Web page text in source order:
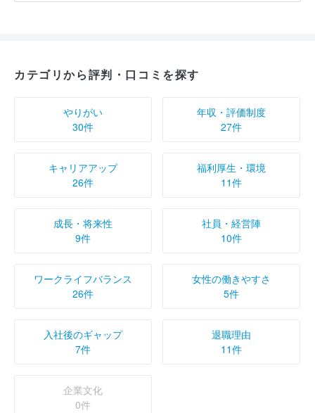
カテゴリから評判・口コミを探す
やりがい
30件
年収・評価制度
27件
キャリアアップ
26件
福利厚生・環境
11件
成長・将来性
9件
社員・経営陣
10件
ワークライフバランス
26件
女性の働きやすさ
5件
入社後のギャップ
7件
退職理由
11件
企業文化
0件